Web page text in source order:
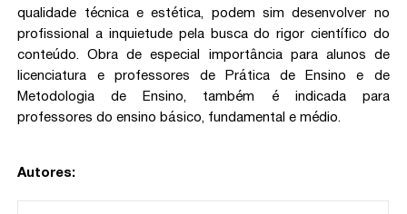
qualidade técnica e estética, podem sim desenvolver no
profissional a inquietude pela busca do rigor científico do
conteúdo. Obra de especial importância para alunos de
licenciatura e professores de Prática de Ensino e de
Metodologia de Ensino, também é indicada para
professores do ensino básico, fundamental e médio.
Autores: